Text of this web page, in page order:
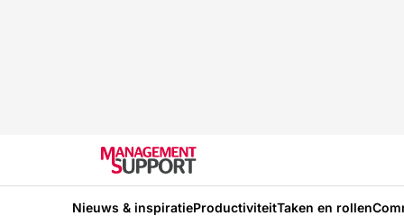
Nieuws & inspiratieProductiviteitTaken en rollen